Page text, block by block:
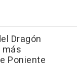
Dragón
Poniente